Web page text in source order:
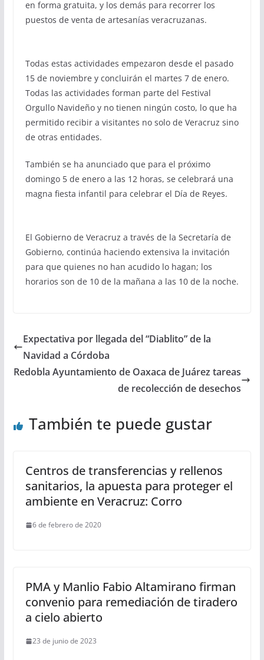
en forma gratuita, y los demás para recorrer los
puestos de venta de artesanías veracruzanas.
Todas estas actividades empezaron desde el pasado
15 de noviembre y concluirán el martes 7 de enero.
Todas las actividades forman parte del Festival
Orgullo Navideño y no tienen ningún costo, lo que ha
permitido recibir a visitantes no solo de Veracruz sino
de otras entidades.
También se ha anunciado que para el próximo
domingo 5 de enero a las 12 horas, se celebrará una
magna fiesta infantil para celebrar el Día de Reyes.
El Gobierno de Veracruz a través de la Secretaría de
Gobierno, continúa haciendo extensiva la invitación
para que quienes no han acudido lo hagan; los
horarios son de 10 de la mañana a las 10 de la noche.
Expectativa por llegada del “Diablito” de la
Navidad a Córdoba
Redobla Ayuntamiento de Oaxaca de Juárez tareas
de recolección de desechos
También te puede gustar
Centros de transferencias y rellenos
sanitarios, la apuesta para proteger el
ambiente en Veracruz: Corro
6 de febrero de 2020
PMA y Manlio Fabio Altamirano firman
convenio para remediación de tiradero
a cielo abierto
23 de junio de 2023